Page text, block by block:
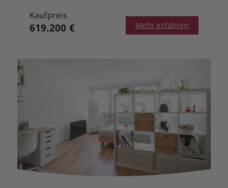
Kaufpreis
619.200 € Mehr erfahren